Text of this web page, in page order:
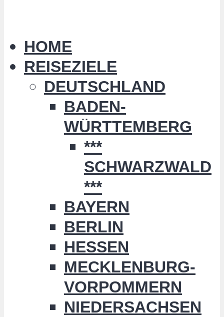
HOME
REISEZIELE
DEUTSCHLAND
BADEN-
WÜRTTEMBERG
***
SCHWARZWALD
***
BAYERN
BERLIN
HESSEN
MECKLENBURG-
VORPOMMERN
NIEDERSACHSEN